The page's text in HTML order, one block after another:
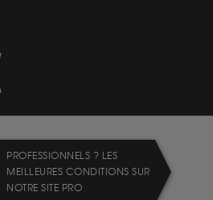
PROFESSIONNELS ? LES
MEILLEURES CONDITIONS SUR
NOTRE SITE PRO